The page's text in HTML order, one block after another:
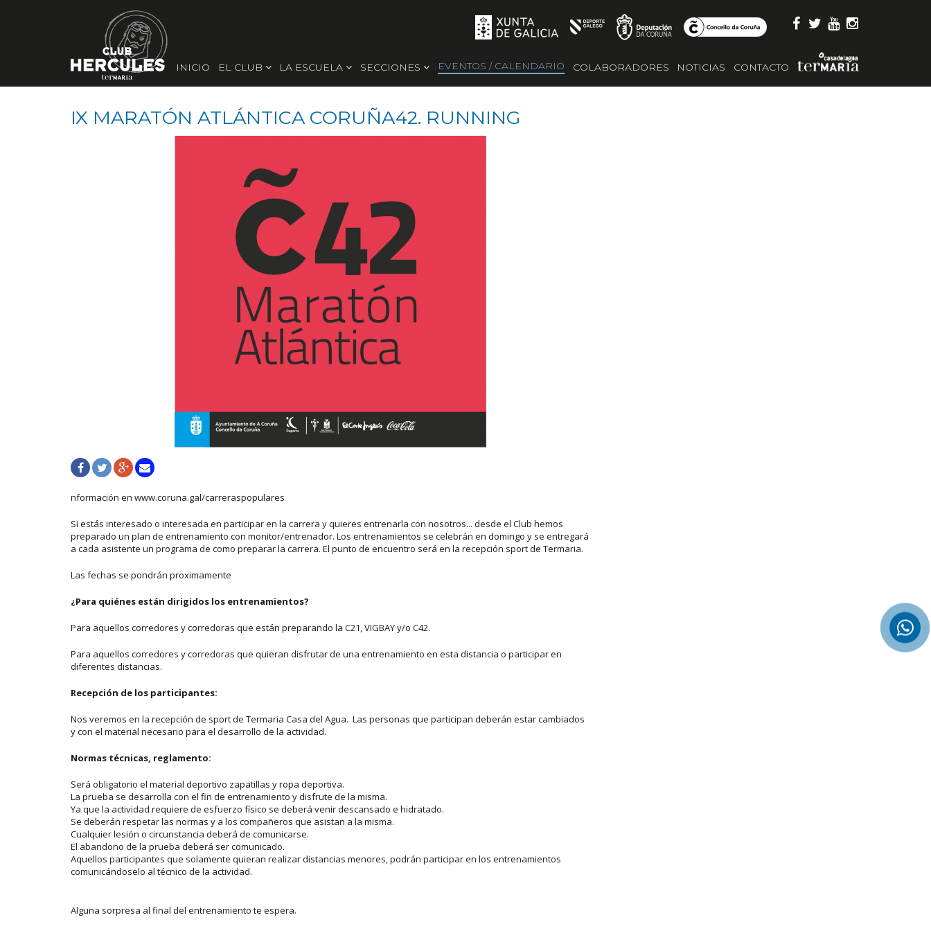
INICIO EL CLUB LA ESCUELA SECCIONES EVENTOS / CALENDARIO COLABORADORES NOTICIAS CONTACTO
IX MARATÓN ATLÁNTICA CORUÑA42. RUNNING
nformación en www.coruna.gal/carreraspopulares
Si estás interesado o interesada en participar en la carrera y quieres entrenarla con nosotros... desde el Club hemos
preparado un plan de entrenamiento con monitor/entrenador. Los entrenamientos se celebrán en domingo y se entregará
a cada asistente un programa de como preparar la carrera. El punto de encuentro será en la recepción sport de Termaria.
Las fechas se pondrán proximamente
¿Para quiénes están dirigidos los entrenamientos?
Para aquellos corredores y corredoras que están preparando la C21, VIGBAY y/o C42.
Para aquellos corredores y corredoras que quieran disfrutar de una entrenamiento en esta distancia o participar en
diferentes distancias.
Recepción de los participantes:
Nos veremos en la recepción de sport de Termaria Casa del Agua. Las personas que participan deberán estar cambiados
y con el material necesario para el desarrollo de la actividad.
Normas técnicas, reglamento:
Será obligatorio el material deportivo zapatillas y ropa deportiva.
La prueba se desarrolla con el fin de entrenamiento y disfrute de la misma.
Ya que la actividad requiere de esfuerzo físico se deberá venir descansado e hidratado.
Se deberán respetar las normas y a los compañeros que asistan a la misma.
Cualquier lesión o circunstancia deberá de comunicarse.
El abandono de la prueba deberá ser comunicado.
Aquellos participantes que solamente quieran realizar distancias menores, podrán participar en los entrenamientos
comunicándoselo al técnico de la actividad.
Alguna sorpresa al final del entrenamiento te espera.